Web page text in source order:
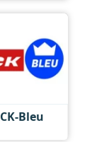
CK-Bleu